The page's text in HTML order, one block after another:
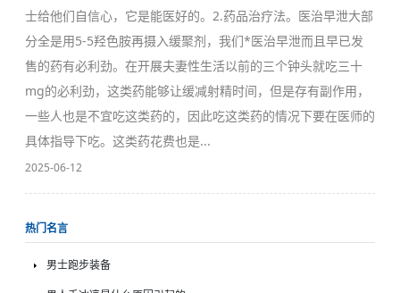
士给他们自信心，它是能医好的。2.药品治疗法。医治早泄大部
分全是用5-5羟色胺再摄入缓聚剂，我们*医治早泄而且早已发
售的药有必利劲。在开展夫妻性生活以前的三个钟头就吃三十
mg的必利劲，这类药能够让缓减射精时间，但是存有副作用，
一些人也是不宜吃这类药的，因此吃这类药的情况下要在医师的
具体指导下吃。这类药花费也是...
2025-06-12
热门名言
男士跑步装备